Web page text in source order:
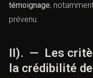
témoignage,
prévenu.
II). — Les
la crédibilité